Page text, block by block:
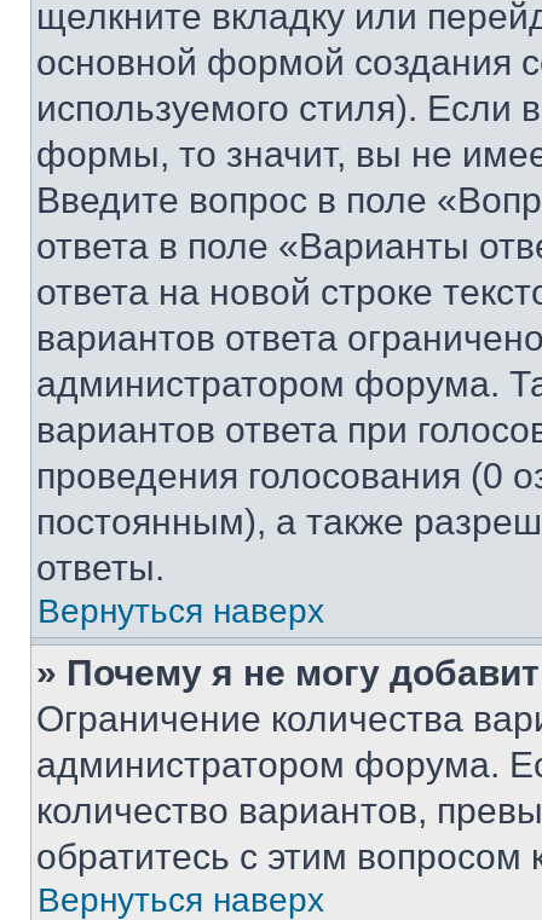
щелкните вкладку или
основной формой создания
используемого стиля). Если
формы, то значит, вы не
Введите вопрос в поле
ответа в поле «Варианты
ответа на новой строке
вариантов ответа
администратором форума.
вариантов ответа при
проведения голосования (0
постоянным), а также
ответы.
Вернуться наверх
» Почему я не могу
Ограничение количества
администратором форума.
количество вариантов,
обратитесь с этим вопросом
Вернуться наверх